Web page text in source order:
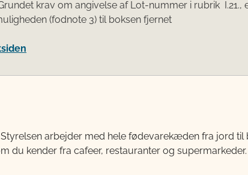
krav om angivelse af Lot-nummer i rubrik I.21.,
(fodnote 3) til boksen fjernet
arbejder med hele fødevarekæden fra jord
du kender fra cafeer, restauranter og supermarkeder.